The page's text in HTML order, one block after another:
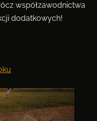
współzawodnictwa
dodatkowych!